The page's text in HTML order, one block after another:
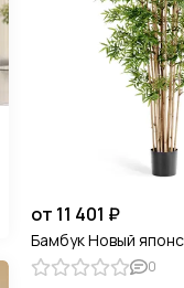
от 11 401 ₽
Бамбук Новый
0